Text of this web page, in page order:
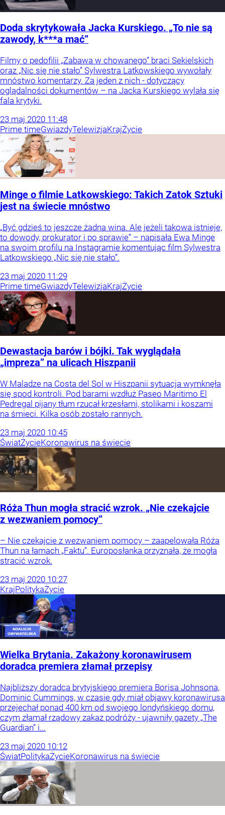
Doda skrytykowała Jacka Kurskiego. „To nie są
zawody, k***a mać”
Filmy o pedofilii „Zabawa w chowanego” braci Sekielskich
oraz „Nic się nie stało” Sylwestra Latkowskiego wywołały
mnóstwo komentarzy. Za jeden z nich - dotyczący
oglądalności dokumentów – na Jacka Kurskiego wylała się
fala krytyki.
23 maj 2020 11:48
Prime timeGwiazdyTelewizjaKrajŻycie
Minge o filmie Latkowskiego: Takich Zatok Sztuki
jest na świecie mnóstwo
„Być gdzieś to jeszcze żadna wina. Ale jeżeli takowa istnieje,
to dowody, prokurator i po sprawie” – napisała Ewa Minge
na swoim profilu na Instagramie komentując film Sylwestra
Latkowskiego „Nic się nie stało”.
23 maj 2020 11:29
Prime timeGwiazdyTelewizjaKrajŻycie
Dewastacja barów i bójki. Tak wyglądała
„impreza” na ulicach Hiszpanii
W Maladze na Costa del Sol w Hiszpanii sytuacja wymknęła
się spod kontroli. Pod barami wzdłuż Paseo Maritimo El
Pedregal pijany tłum rzucał krzesłami, stolikami i koszami
na śmieci. Kilka osób zostało rannych.
23 maj 2020 10:45
ŚwiatŻycieKoronawirus na świecie
Róża Thun mogła stracić wzrok. „Nie czekajcie
z wezwaniem pomocy”
– Nie czekajcie z wezwaniem pomocy – zaapelowała Róża
Thun na łamach „Faktu”. Europosłanka przyznała, że mogła
stracić wzrok.
23 maj 2020 10:27
KrajPolitykaŻycie
Wielka Brytania. Zakażony koronawirusem
doradca premiera złamał przepisy
Najbliższy doradca brytyjskiego premiera Borisa Johnsona,
Dominic Cummings, w czasie gdy miał objawy koronawirusa
przejechał ponad 400 km od swojego londyńskiego domu,
czym złamał rządowy zakaz podróży - ujawniły gazety „The
Guardian” i...
23 maj 2020 10:12
ŚwiatPolitykaŻycieKoronawirus na świecie